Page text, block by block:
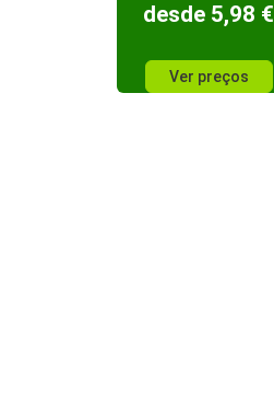
desde 5,98 €
Ver preços